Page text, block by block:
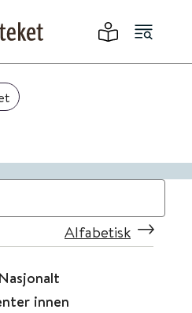
Alfabetisk
innen